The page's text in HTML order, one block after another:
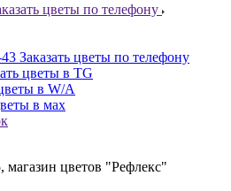
цветы по телефону
Заказать цветы по телефону
цветы в TG
в W/A
в мах
магазин цветов "Рефлекс"